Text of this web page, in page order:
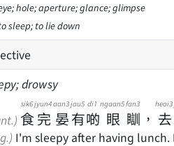
hole; aperture; glance; glimpse
sleep; to lie down
drowsy
食
sik6
完
jyun4
晏
aan3
有
jau5
啲
di1
眼
ngaan5
瞓
fan3
， 去
heoi3
I'm sleepy after having